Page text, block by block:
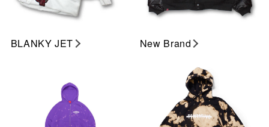
BLANKY JET New Brand